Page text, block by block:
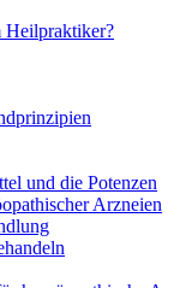
Heilpraktiker?
und die Potenzen
Arzneien